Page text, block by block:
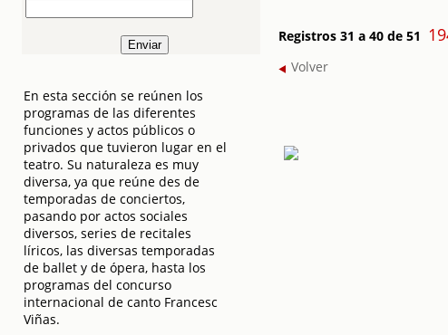
En esta sección se reúnen los
programas de las diferentes
funciones y actos públicos o
privados que tuvieron lugar en el
teatro. Su naturaleza es muy
diversa, ya que reúne des de
temporadas de conciertos,
pasando por actos sociales
diversos, series de recitales
líricos, las diversas temporadas
de ballet y de ópera, hasta los
programas del concurso
internacional de canto Francesc
Viñas.
Registros 31 a 40 de 51
Volver